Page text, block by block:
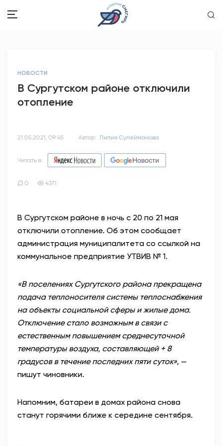
ЭТО У НАС СЕМЕЙНОЕ
АНТИТЕРРОР
ОФИЦИАЛЬНО
82,17
Вход / Регистрация
НОВОСТИ
В Сургутском районе отключили
отопление
21.05.2021, 09:45 Автор: Лилия Сулейманова
Читать в
0 4371
В Сургутском районе в ночь с 20 по 21 мая
отключили отопление. Об этом сообщает
администрация муниципалитета со ссылкой на
коммунальное предприятие УТВИВ № 1.
«В поселениях Сургутского района прекращена
подача теплоносителя системы теплоснабжения
на объекты социальной сферы и жилые дома.
Отключение стало возможным в связи с
естественным повышением среднесуточной
температуры воздуха, составляющей + 8
градусов в течение последних пяти суток», —
пишут чиновники.
Напомним, батареи в домах района снова
станут горячими ближе к середине сентября.